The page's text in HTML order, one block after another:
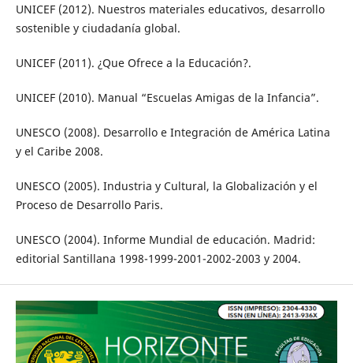
UNICEF (2012). Nuestros materiales educativos, desarrollo
sostenible y ciudadanía global.
UNICEF (2011). ¿Que Ofrece a la Educación?.
UNICEF (2010). Manual “Escuelas Amigas de la Infancia”.
UNESCO (2008). Desarrollo e Integración de América Latina
y el Caribe 2008.
UNESCO (2005). Industria y Cultural, la Globalización y el
Proceso de Desarrollo Paris.
UNESCO (2004). Informe Mundial de educación. Madrid:
editorial Santillana 1998-1999-2001-2002-2003 y 2004.